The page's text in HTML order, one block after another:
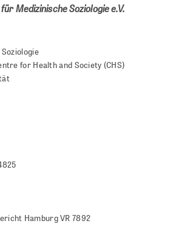
Medizinische Soziologie e.V.
for Health and Society (CHS)
Hamburg VR 7892